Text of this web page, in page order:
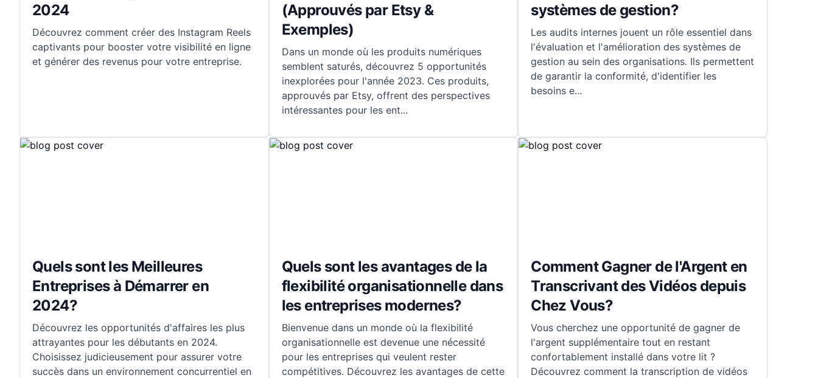
2024
Découvrez comment créer des Instagram Reels
captivants pour booster votre visibilité en ligne
et générer des revenus pour votre entreprise.
(Approuvés par Etsy &
Exemples)
Dans un monde où les produits numériques
semblent saturés, découvrez 5 opportunités
inexplorées pour l'année 2023. Ces produits,
approuvés par Etsy, offrent des perspectives
intéressantes pour les ent...
systèmes de gestion?
Les audits internes jouent un rôle essentiel dans
l'évaluation et l'amélioration des systèmes de
gestion au sein des organisations. Ils permettent
de garantir la conformité, d'identifier les
besoins e...
Quels sont les Meilleures
Entreprises à Démarrer en
2024?
Découvrez les opportunités d'affaires les plus
attrayantes pour les débutants en 2024.
Choisissez judicieusement pour assurer votre
succès dans un environnement concurrentiel en
Quels sont les avantages de la
flexibilité organisationnelle dans
les entreprises modernes?
Bienvenue dans un monde où la flexibilité
organisationnelle est devenue une nécessité
pour les entreprises qui veulent rester
compétitives. Découvrez les avantages de cette
Comment Gagner de l'Argent en
Transcrivant des Vidéos depuis
Chez Vous?
Vous cherchez une opportunité de gagner de
l'argent supplémentaire tout en restant
confortablement installé dans votre lit ?
Découvrez comment la transcription de vidéos